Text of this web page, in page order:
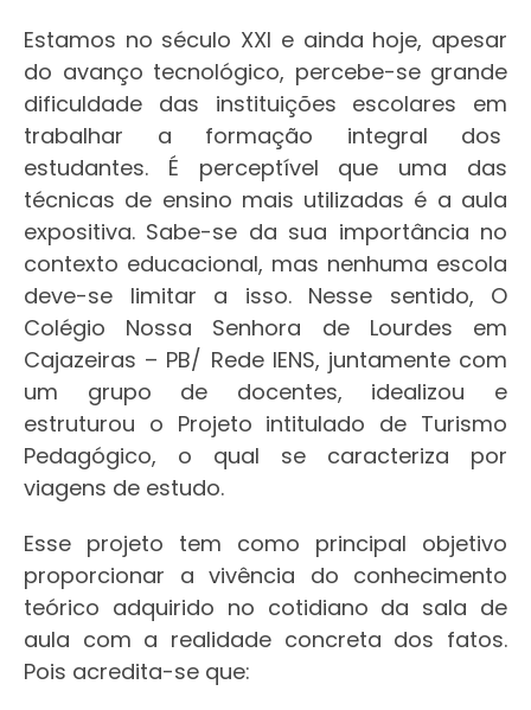
Estamos no século XXI e ainda hoje, apesar
do avanço tecnológico, percebe-se grande
dificuldade das instituições escolares em
trabalhar a formação integral dos
estudantes. É perceptível que uma das
técnicas de ensino mais utilizadas é a aula
expositiva. Sabe-se da sua importância no
contexto educacional, mas nenhuma escola
deve-se limitar a isso. Nesse sentido, O
Colégio Nossa Senhora de Lourdes em
Cajazeiras – PB/ Rede IENS, juntamente com
um grupo de docentes, idealizou e
estruturou o Projeto intitulado de Turismo
Pedagógico, o qual se caracteriza por
viagens de estudo.
Esse projeto tem como principal objetivo
proporcionar a vivência do conhecimento
teórico adquirido no cotidiano da sala de
aula com a realidade concreta dos fatos.
Pois acredita-se que: